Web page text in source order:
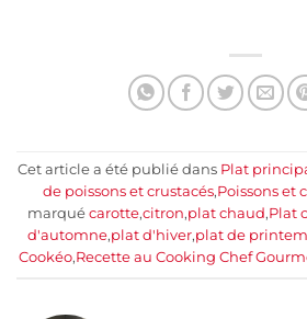
Cet article a été publié dans Plat
de poissons et crustacés,Poissons et
marqué carotte,citron,plat chaud,Plat
d'automne,plat d'hiver,plat de
Cookéo,Recette au Cooking Chef